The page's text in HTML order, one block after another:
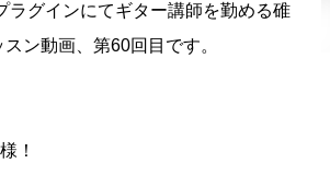
ラグインにてギター講師を勤める碓
ン動画、第60回目です。
！